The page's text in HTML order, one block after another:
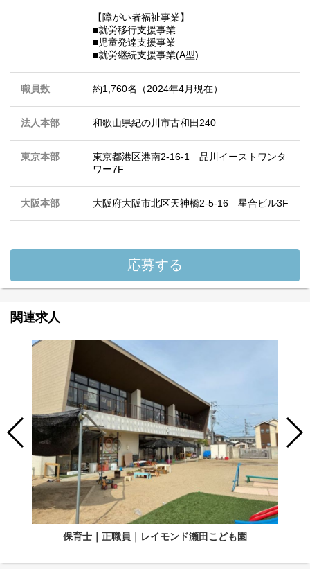
【障がい者福祉事業】
■就労移行支援事業
■児童発達支援事業
■就労継続支援事業(A型)
職員数 約1,760名（2024年4月現在）
法人本部 和歌山県紀の川市古和田240
東京本部
東京都港区港南2-16-1 品川イーストワンタ
ワー7F
大阪本部 大阪府大阪市北区天神橋2-5-16 星合ビル3F
応募する
関連求人
保育士｜正職員｜レイモンド瀬田こども園